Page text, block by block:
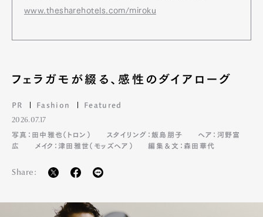
www.thesharehotels.com/miroku
フェラガモが綴る、感性のダイアローグ
PR Fashion Featured
2026.07.17
写真：田中雅也（トロン）
スタイリング：飯島朋子
ヘア：河野富
広
メイク：津田雅世（モッズヘア） 編集＆文：森田華代
Share: